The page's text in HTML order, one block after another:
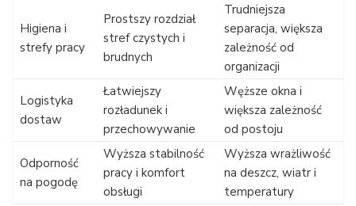
Higiena i
strefy pracy
Prostszy rozdział
stref czystych i
brudnych
Trudniejsza
separacja, większa
zależność od
organizacji
Logistyka
dostaw
Łatwiejszy
rozładunek i
przechowywanie
Węższe okna i
większa zależność
od postoju
Odporność
na pogodę
Wyższa stabilność
pracy i komfort
obsługi
Wyższa wrażliwość
na deszcz, wiatr i
temperatury